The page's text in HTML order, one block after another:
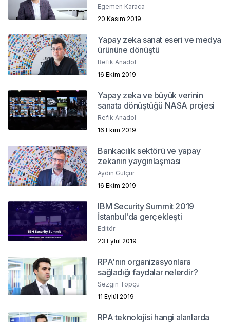
Egemen Karaca
20 Kasım 2019
Yapay zeka sanat eseri ve medya
ürününe dönüştü
Refik Anadol
16 Ekim 2019
Yapay zeka ve büyük verinin
sanata dönüştüğü NASA projesi
Refik Anadol
16 Ekim 2019
Bankacılık sektörü ve yapay
zekanın yaygınlaşması
Aydın Gülçür
16 Ekim 2019
IBM Security Summit 2019
İstanbul'da gerçekleşti
Editör
23 Eylül 2019
RPA'nın organizasyonlara
sağladığı faydalar nelerdir?
Sezgin Topçu
11 Eylül 2019
RPA teknolojisi hangi alanlarda